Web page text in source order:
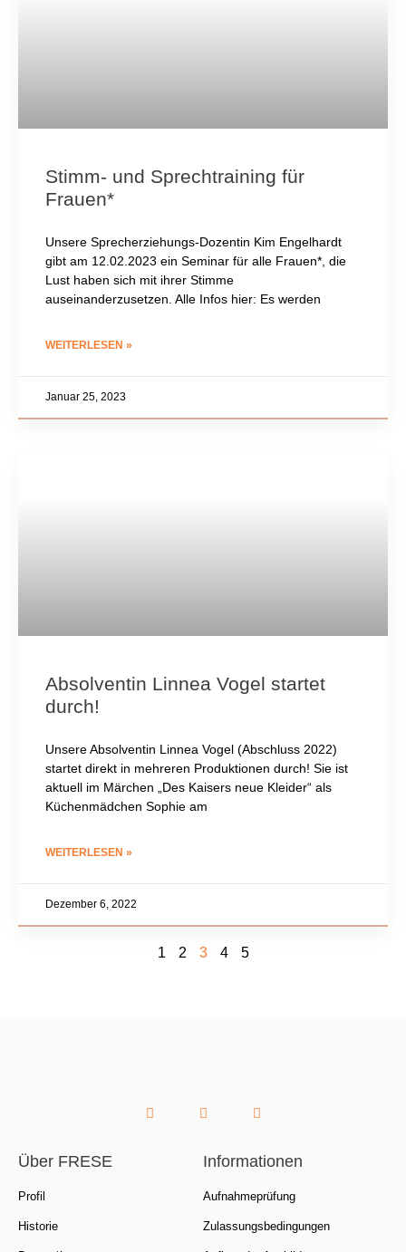
Stimm- und Sprechtraining für
Frauen*
Unsere Sprecherziehungs-Dozentin Kim Engelhardt
gibt am 12.02.2023 ein Seminar für alle Frauen*, die
Lust haben sich mit ihrer Stimme
auseinanderzusetzen. Alle Infos hier: Es werden
WEITERLESEN »
Januar 25, 2023
Absolventin Linnea Vogel startet
durch!
Unsere Absolventin Linnea Vogel (Abschluss 2022)
startet direkt in mehreren Produktionen durch! Sie ist
aktuell im Märchen „Des Kaisers neue Kleider“ als
Küchenmädchen Sophie am
WEITERLESEN »
Dezember 6, 2022
1 2 3 4 5
Über FRESE
Profil
Historie
Informationen
Aufnahmeprüfung
Zulassungsbedingungen